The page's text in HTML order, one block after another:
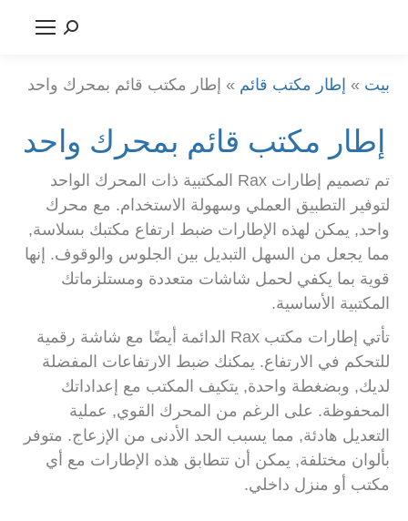
يبحث:
بيت » إطار مكتب قائم » إطار مكتب قائم بمحرك واحد
إطار مكتب قائم بمحرك واحد
تم تصميم إطارات Rax المكتبية ذات المحرك الواحد
لتوفير التطبيق العملي وسهولة الاستخدام. مع محرك
واحد, يمكن لهذه الإطارات ضبط ارتفاع مكتبك بسلاسة,
مما يجعل من السهل التبديل بين الجلوس والوقوف. إنها
قوية بما يكفي لحمل شاشات متعددة ومستلزماتك
المكتبية الأساسية.
تأتي إطارات مكتب Rax الدائمة أيضًا مع شاشة رقمية
للتحكم في الارتفاع. يمكنك ضبط الارتفاعات المفضلة
لديك, وبضغطة واحدة, يتكيف المكتب مع إعداداتك
المحفوظة. على الرغم من المحرك القوي, عملية
التعديل هادئة, مما يسبب الحد الأدنى من الإزعاج. متوفر
بألوان مختلفة, يمكن أن تتطابق هذه الإطارات مع أي
مكتب أو منزل داخلي.